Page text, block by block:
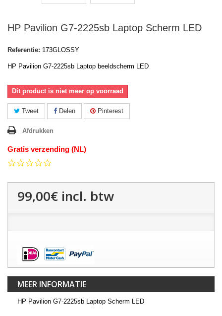
HP Pavilion G7-2225sb Laptop Scherm LED
Referentie: 173GLOSSY
HP Pavilion G7-2225sb Laptop beeldscherm LED
Dit product is niet meer op voorraad
Tweet Delen Pinterest
Afdrukken
Gratis verzending (NL)
99,00€ incl. btw
MEER INFORMATIE
HP Pavilion G7-2225sb Laptop Scherm LED